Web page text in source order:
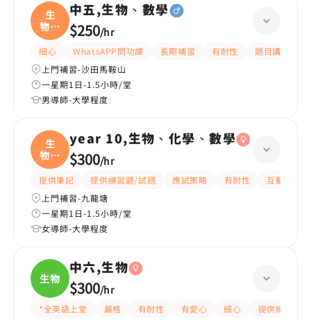
生
物、
數學
中五,生物、數學
$250/hr
細心 WhatsAPP問功課 長期補習 有耐性 題目講解
上門補習-沙田馬鞍山
一星期1日-1.5小時/堂
男導師-大學程度
生
物、
化學
year 10,生物、化學、數學
$300/hr
提供筆記 提供練習題/試題 應試策略 有耐性
互動教學
上門補習-九龍塘
一星期1日-1.5小時/堂
女導師-大學程度
生物
中六,生物
$300/hr
*全英語上堂 嚴格 有耐性 有愛心 細心
提供練習題/